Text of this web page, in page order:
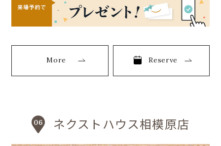
More Reserve
ネクストハウス相模原店